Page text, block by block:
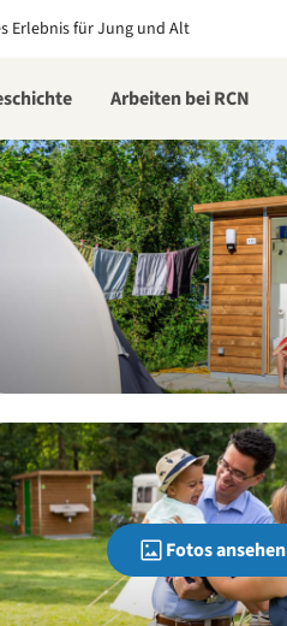
Erlebnis für Jung und Alt
Arbeiten bei RCN
Fotos ansehen